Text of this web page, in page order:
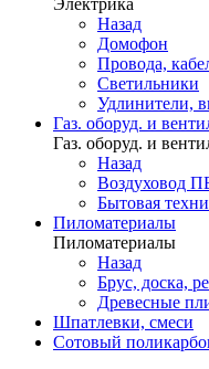
Электрика
Назад
Домофон
Провода,
Светильники
Удлинители,
Газ. оборуд. и
Газ. оборуд. и
Назад
Воздуховод
Бытовая
Пиломатериалы
Пиломатериалы
Назад
Брус, доска,
Древесные
Шпатлевки, смеси
Сотовый